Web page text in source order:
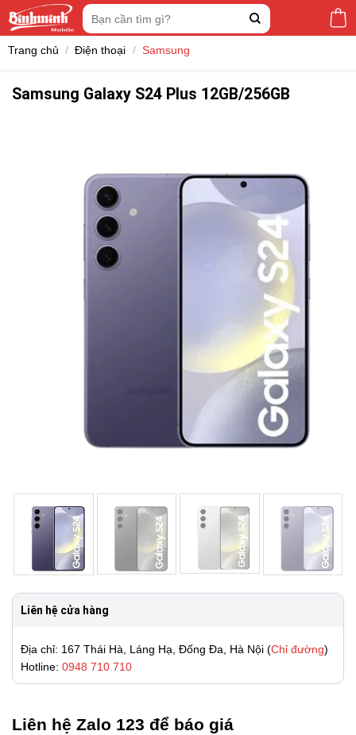
Tìm
kiếm:
Trang chủ / Điện thoại / Samsung
Samsung Galaxy S24 Plus 12GB/256GB
Liên hệ cửa hàng
Địa chỉ: 167 Thái Hà, Láng Hạ, Đống Đa, Hà Nội (Chỉ đường)
Hotline: 0948 710 710
Liên hệ Zalo 123 để báo giá